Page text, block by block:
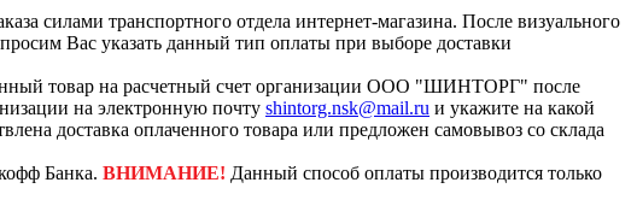
силами транспортного отдела интернет-магазина. После визуального
Вас указать данный тип оплаты при выборе доставки
товар на расчетный счет организации ООО "ШИНТОРГ" после
на электронную почту shintorg.nsk@mail.ru и укажите на какой
доставка оплаченного товара или предложен самовывоз со склада
Банка. ВНИМАНИЕ! Данный способ оплаты производится только